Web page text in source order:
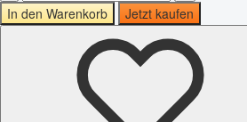
In den Warenkorb
Jetzt kaufen